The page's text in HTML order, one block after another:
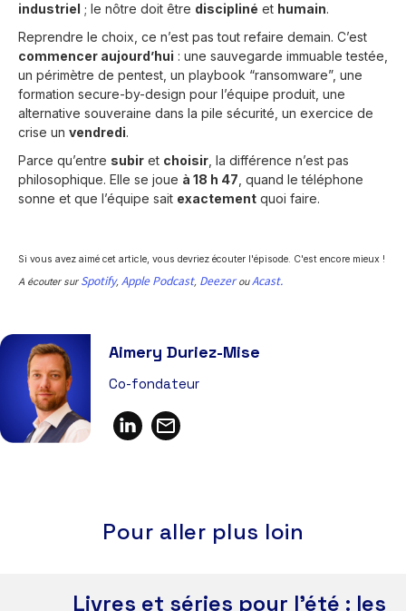
industriel ; le nôtre doit être discipliné et humain.
Reprendre le choix, ce n’est pas tout refaire demain. C’est
commencer aujourd’hui : une sauvegarde immuable testée,
un périmètre de pentest, un playbook “ransomware”, une
formation secure-by-design pour l’équipe produit, une
alternative souveraine dans la pile sécurité, un exercice de
crise un vendredi.
Parce qu’entre subir et choisir , la différence n’est pas
philosophique. Elle se joue à 18 h 47 , quand le téléphone
sonne et que l’équipe sait exactement quoi faire.
Si vous avez aimé cet article, vous devriez écouter l'épisode. C'est encore mieux !
A écouter sur Spotify, Apple Podcast, DeezerouAcast.
Aimery Duriez-Mise
Co-fondateur
Pour aller plus loin
Livres et séries pour l'été : les